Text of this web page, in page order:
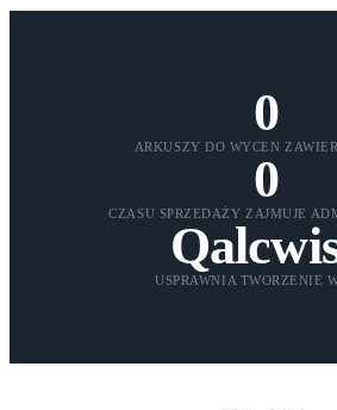
0
ARKUSZY DO WYCEN
0
CZASU SPRZEDAŻY ZAJMUJE
USPRAWNIA TWORZENIE